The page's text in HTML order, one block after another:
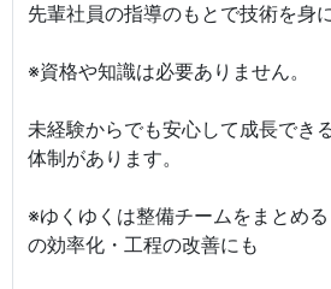
先輩社員の指導のもとで技術を身
※資格や知識は必要ありません。
未経験からでも安心して成長でき
体制があります。
※ゆくゆくは整備チームをまとめ
の効率化・工程の改善にも